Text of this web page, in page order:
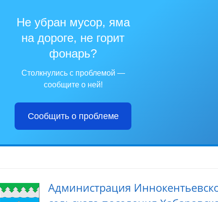
Не убран мусор, яма
на дороге, не горит
фонарь?
Столкнулись с проблемой —
сообщите о ней!
Сообщить о проблеме
Администрация